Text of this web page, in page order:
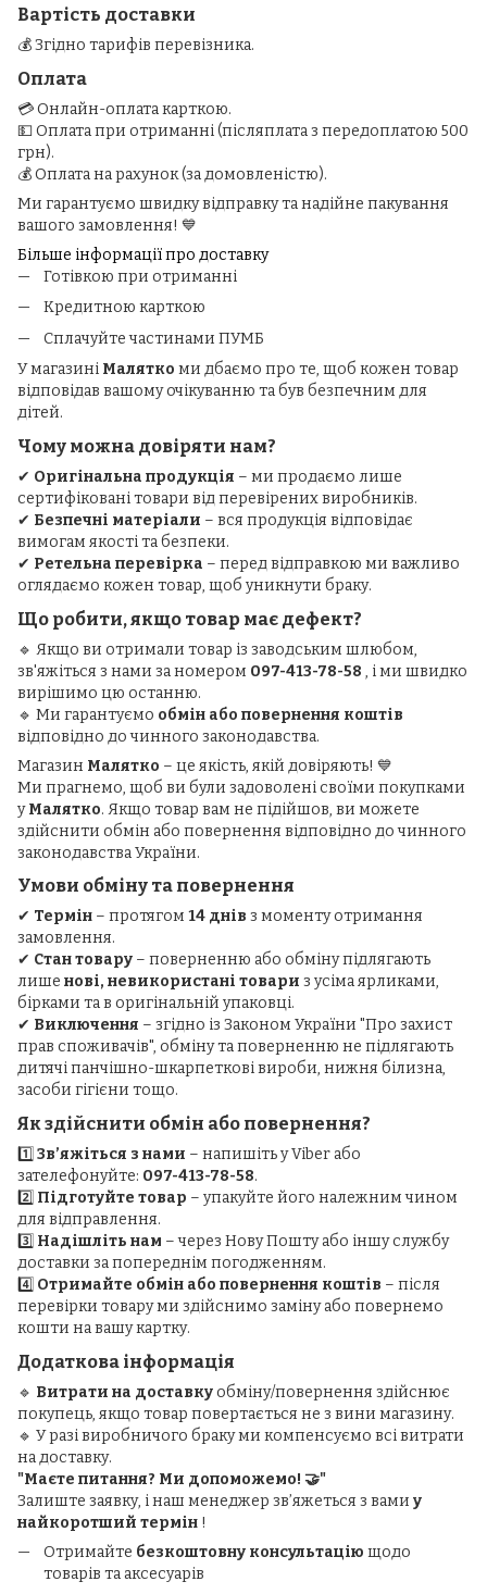
Вартість доставки
💰 Згідно тарифів перевізника.
Оплата
💳 Онлайн-оплата карткою.
💵 Оплата при отриманні (післяплата з передоплатою 500
грн).
💰 Оплата на рахунок (за домовленістю).
Ми гарантуємо швидку відправку та надійне пакування
вашого замовлення! 💙
Більше інформації про доставку
Готівкою при отриманні
Кредитною карткою
Сплачуйте частинами ПУМБ
У магазині Малятко ми дбаємо про те, щоб кожен товар
відповідав вашому очікуванню та був безпечним для
дітей.
Чому можна довіряти нам?
✔ Оригінальна продукція – ми продаємо лише
сертифіковані товари від перевірених виробників.
✔ Безпечні матеріали – вся продукція відповідає
вимогам якості та безпеки.
✔ Ретельна перевірка – перед відправкою ми важливо
оглядаємо кожен товар, щоб уникнути браку.
Що робити, якщо товар має дефект?
🔹 Якщо ви отримали товар із заводським шлюбом,
зв'яжіться з нами за номером 097-413-78-58 , і ми швидко
вирішимо цю останню.
🔹 Ми гарантуємо обмін або повернення коштів
відповідно до чинного законодавства.
Магазин Малятко – це якість, якій довіряють! 💙
Ми прагнемо, щоб ви були задоволені своїми покупками
уМалятко. Якщо товар вам не підійшов, ви можете
здійснити обмін або повернення відповідно до чинного
законодавства України.
Умови обміну та повернення
✔ Термін – протягом 14 днів з моменту отримання
замовлення.
✔ Стан товару – поверненню або обміну підлягають
лише нові, невикористані товари з усіма ярликами,
бірками та в оригінальній упаковці.
✔ Виключення – згідно із Законом України "Про захист
прав споживачів", обміну та поверненню не підлягають
дитячі панчішно-шкарпеткові вироби, нижня білизна,
засоби гігієни тощо.
Як здійснити обмін або повернення?
1️⃣ Зв’яжіться з нами – напишіть у Viber або
зателефонуйте: 097-413-78-58.
2️⃣ Підготуйте товар – упакуйте його належним чином
для відправлення.
3️⃣ Надішліть нам – через Нову Пошту або іншу службу
доставки за попереднім погодженням.
4️⃣ Отримайте обмін або повернення коштів – після
перевірки товару ми здійснимо заміну або повернемо
кошти на вашу картку.
Додаткова інформація
🔹 Витрати на доставкуобміну/повернення здійснює
покупець, якщо товар повертається не з вини магазину.
🔹 У разі виробничого браку ми компенсуємо всі витрати
на доставку.
"Маєте питання? Ми допоможемо! 🤝"
Залиште заявку, і наш менеджер зв’яжеться з вами у
найкоротший термін !
Отримайте безкоштовну консультацію щодо
товарів та аксесуарів